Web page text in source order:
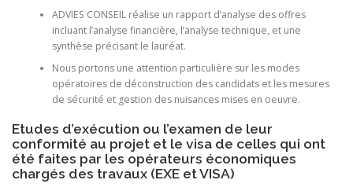
ADVIES CONSEIL réalise un rapport d’analyse des offres
incluant l’analyse financière, l’analyse technique, et une
synthèse précisant le lauréat.
Nous portons une attention particulière sur les modes
opératoires de déconstruction des candidats et les mesures
de sécurité et gestion des nuisances mises en oeuvre.
Etudes d’exécution ou l’examen de leur
conformité au projet et le visa de celles qui ont
été faites par les opérateurs économiques
chargés des travaux (EXE et VISA)